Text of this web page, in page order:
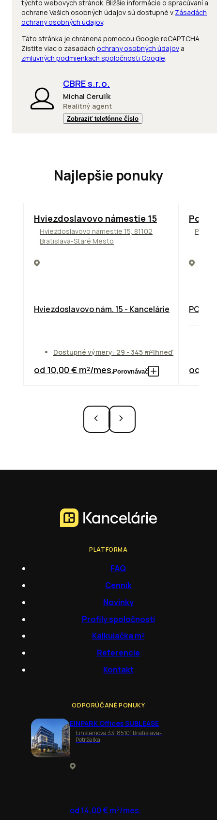
týchto webových stránok. Bližšie informácie o spracúvaní a
ochrane Vašich osobných údajov sú dostupné v Zásadách
ochrany osobných údajov.
Táto stránka je chránená pomocou Google reCAPTCHA.
Zistite viac o zásadách ochrany osobných údajov a
zmluvných podmienkach spoločnosti Google.
CBRE s.r.o.
Michal Cerulík
Realitný agent
Zobraziť telefónne číslo
Najlepšie ponuky
ODPORÚČAME
Hviezdoslavovo námestie 15
Hviezdoslavovo námestie 15, 81102
Bratislava-Staré Mesto
Hviezdoslavovo nám. 15 - Kancelárie
Dostupné výmery: 29 - 345 m²Ihneď
od 10,00 € m²/mes.Porovnávač od
PLATFORMA
FAQ
Cenník
Novinky
Profily spoločností
Kalkulačka m²
Referencie
Kontakt
ODPORÚČANÉ PONUKY
EINPARK Offices SUBLEASE
Einsteinova 33, 85101 Bratislava-
Petržalka
od 14,00 € m²/mes.